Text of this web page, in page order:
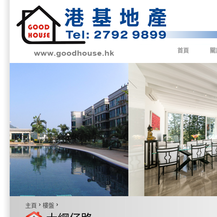
首頁
主頁 › 樓盤 ›